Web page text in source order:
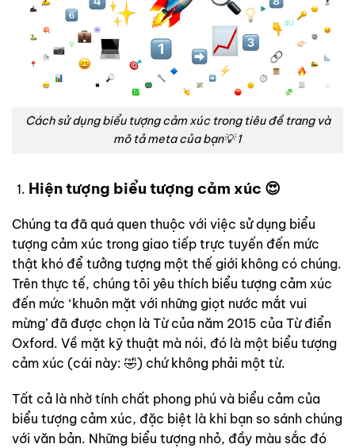
Cách sử dụng biểu tượng cảm xúc trong tiêu đề trang và
mô tả meta của bạn💡 1
Hiện tượng biểu tượng cảm xúc 😍
Chúng ta đã quá quen thuộc với việc sử dụng biểu
tượng cảm xúc trong giao tiếp trực tuyến đến mức
thật khó để tưởng tượng một thế giới không có chúng.
Trên thực tế, chúng tôi yêu thích biểu tượng cảm xúc
đến mức ‘khuôn mặt với những giọt nước mắt vui
mừng’ đã được chọn là Từ của năm 2015 của Từ điển
Oxford. Về mặt kỹ thuật mà nói, đó là một biểu tượng
cảm xúc (cái này: 🤣) chứ không phải một từ.
Tất cả là nhờ tính chất phong phú và biểu cảm của
biểu tượng cảm xúc, đặc biệt là khi bạn so sánh chúng
với văn bản. Những biểu tượng nhỏ, đầy màu sắc đó